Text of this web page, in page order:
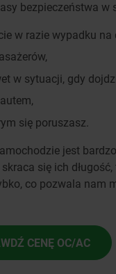
bezpieczeństwa w
w razie wypadku na
w sytuacji, gdy
się poruszasz.
jest
się ich
co pozwala nam
CENĘ OC/AC